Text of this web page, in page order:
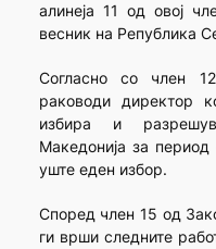
алинеја 11 од овој
весник на Република
Согласно со член
раководи директор
избира и
Македонија за
уште еден избор.
Според член 15 од
ги врши следните